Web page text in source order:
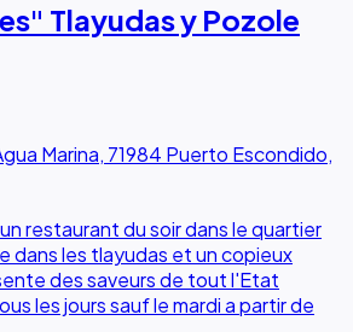
Tlayudas y Pozole
Marina, 71984 Puerto Escondido,
restaurant du soir dans le quartier
dans les tlayudas et un copieux
des saveurs de tout l'Etat
les jours sauf le mardi a partir de